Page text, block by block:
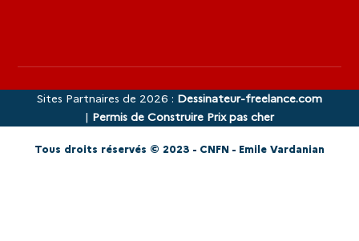
Sites Partnaires de 2026 : Dessinateur-freelance.com
| Permis de Construire Prix pas cher
Tous droits réservés © 2023 - CNFN - Emile Vardanian